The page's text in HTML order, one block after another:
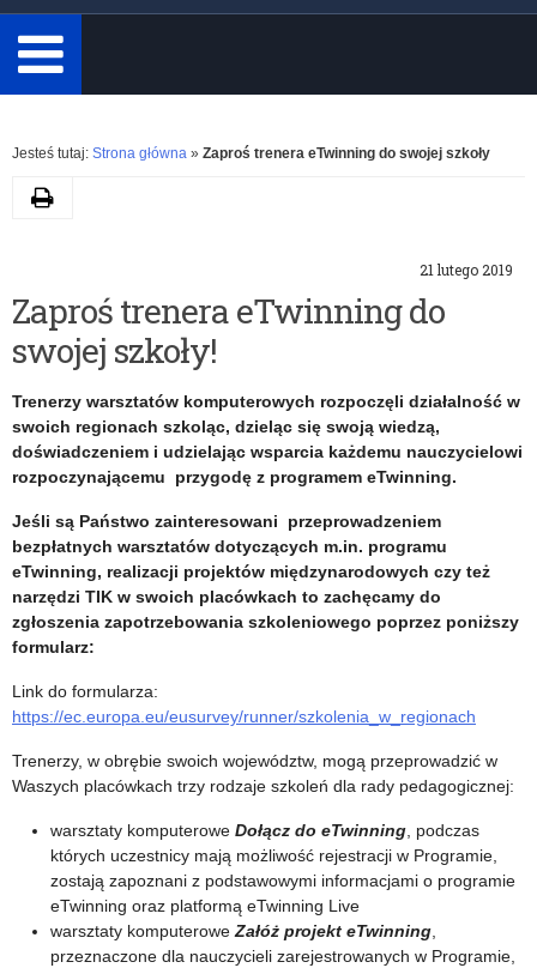
minimum
3
znaki.
Rozwiń
Jesteś tutaj: Strona główna » Zaproś trenera eTwinning do swojej szkoły
a
t
e
g
o
r
i
a
:
Z
a
21 lutego 2019
Zaproś trenera eTwinning do
swojej szkoły!
Trenerzy warsztatów komputerowych rozpoczęli działalność w
swoich regionach szkoląc, dzieląc się swoją wiedzą,
doświadczeniem i udzielając wsparcia każdemu nauczycielowi
rozpoczynającemu przygodę z programem eTwinning.
Jeśli są Państwo zainteresowani przeprowadzeniem
bezpłatnych warsztatów dotyczących m.in. programu
eTwinning, realizacji projektów międzynarodowych czy też
narzędzi TIK w swoich placówkach to zachęcamy do
zgłoszenia zapotrzebowania szkoleniowego poprzez poniższy
formularz:
Link do formularza:
https://ec.europa.eu/eusurvey/runner/szkolenia_w_regionach
Trenerzy, w obrębie swoich województw, mogą przeprowadzić w
Waszych placówkach trzy rodzaje szkoleń dla rady pedagogicznej:
warsztaty komputerowe Dołącz do eTwinning, podczas
których uczestnicy mają możliwość rejestracji w Programie,
zostają zapoznani z podstawowymi informacjami o programie
eTwinning oraz platformą eTwinning Live
warsztaty komputeroweZałóż projekt eTwinning,
przeznaczone dla nauczycieli zarejestrowanych w Programie,